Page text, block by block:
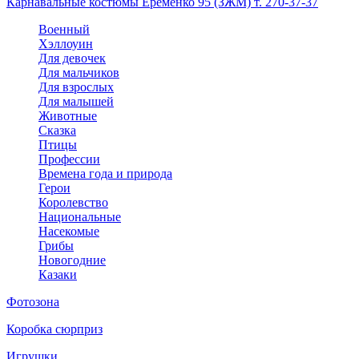
Военный
Хэллоуин
Для девочек
Для мальчиков
Для взрослых
Для малышей
Животные
Сказка
Птицы
Профессии
Времена года и природа
Герои
Королевство
Национальные
Насекомые
Грибы
Новогодние
Казаки
Фотозона
Коробка сюрприз
Игрушки